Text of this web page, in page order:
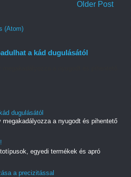
Older Post
(Atom)
a kád dugulásától
dugulásától
a nyugodt és pihentető
egyedi termékek és apró
a precizitással